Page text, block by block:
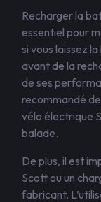
Recharger la
essentiel pour
si vous laissez
avant de la
de ses
recommandé
vélo électrique
balade.
De plus, il est
Scott ou un
fabricant.